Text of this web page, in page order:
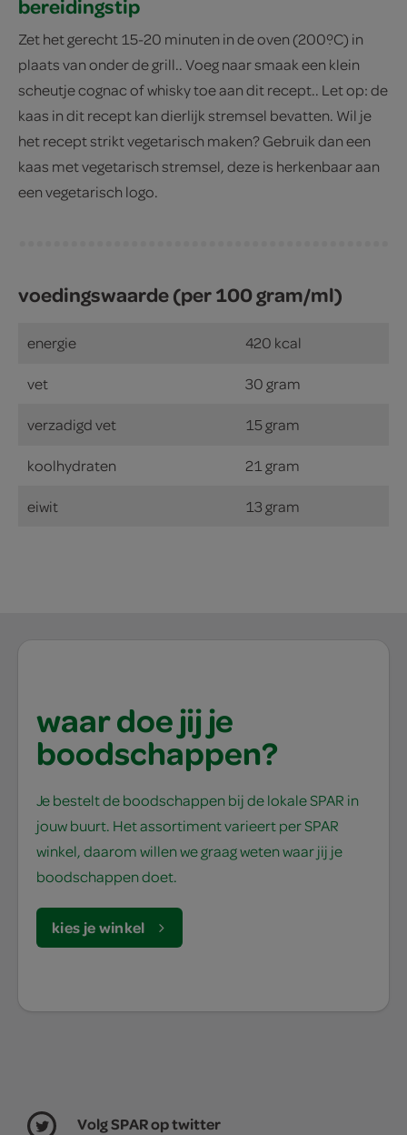
bereidingstip
Zet het gerecht 15-­20 minuten in de oven (200ºC) in
plaats van onder de grill.. Voeg naar smaak een klein
scheutje cognac of whisky toe aan dit recept.. Let op: de
kaas in dit recept kan dierlijk stremsel bevatten. Wil je
het recept strikt vegetarisch maken? Gebruik dan een
kaas met vegetarisch stremsel, deze is herkenbaar aan
een vegetarisch logo.
voedingswaarde (per 100 gram/ml)
energie 420 kcal
vet 30 gram
verzadigd vet 15 gram
koolhydraten 21 gram
eiwit 13 gram
waar doe jij je
boodschappen?
Je bestelt de boodschappen bij de lokale SPAR in
jouw buurt. Het assortiment varieert per SPAR
winkel, daarom willen we graag weten waar jij je
boodschappen doet.
kies je winkel
Volg SPAR op twitter